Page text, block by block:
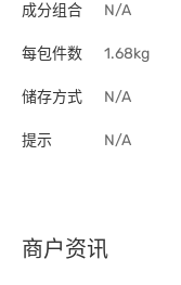
成分组合 N/A
每包件数 1.68kg
储存方式 N/A
提示 N/A
商户资讯